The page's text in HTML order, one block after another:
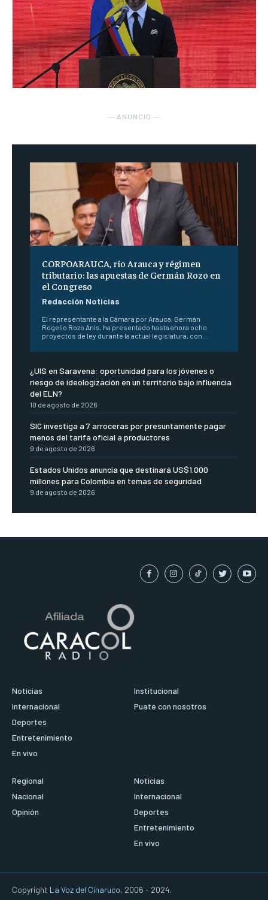
― ANUNCIO ―
CORPOARAUCA, río Arauca y régimen
tributario: las apuestas de Germán Rozo en
el Congreso
Redacción Noticias
El representante a la Cámara por Arauca, Germán
Rogelio Rozo Anís, ha presentado hasta ahora ocho
proyectos de ley durante la actual legislatura, con...
¿UIS en Saravena: oportunidad para los jóvenes o
riesgo de ideologización en un territorio bajo influencia
del ELN?
10 de agosto de 2026
SIC investiga a 7 arroceras por presuntamente pagar
menos del tarifa oficial a productores
9 de agosto de 2026
Estados Unidos anuncia que destinará US$1.000
millones para Colombia en temas de seguridad
9 de agosto de 2026
Noticias
Internacional
Deportes
Entretenimiento
En vivo
Institucional
Puate con nosotros
Regional
Nacional
Opinión
Noticias
Internacional
Deportes
Entretenimiento
En vivo
Copyright La Voz del Cinaruco, 2006 - 2024.